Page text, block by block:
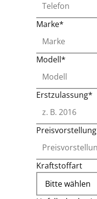
Marke*
Modell*
Erstzulassung*
Preisvorstellung
Kraftstoffart